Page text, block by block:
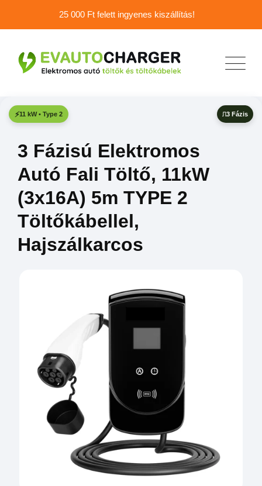
25 000 Ft felett ingyenes kiszállítás!
3 Fázisú Elektromos
Autó Fali Töltő, 11kW
(3x16A) 5m TYPE 2
Töltőkábellel,
Hajszálkarcos
11 kW • Type 2 3 Fázis